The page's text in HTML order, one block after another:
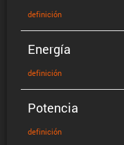
defini­ción
Energía
defini­ción
Potencia
defini­ción